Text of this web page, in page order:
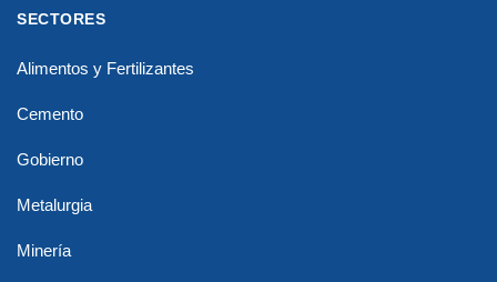
SECTORES
Alimentos y Fertilizantes
Cemento
Gobierno
Metalurgia
Minería